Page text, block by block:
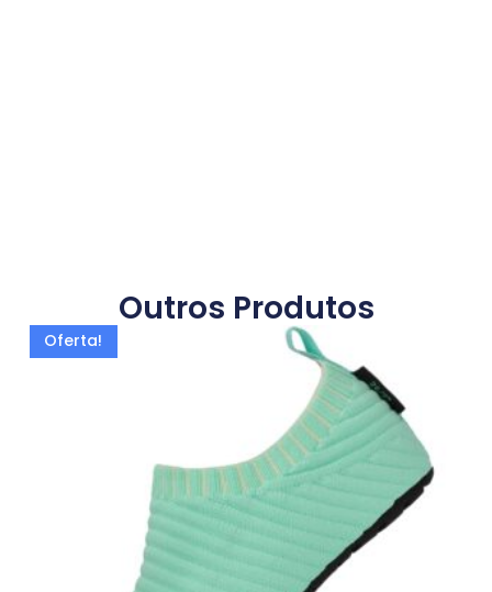
Outros Produtos
Oferta!